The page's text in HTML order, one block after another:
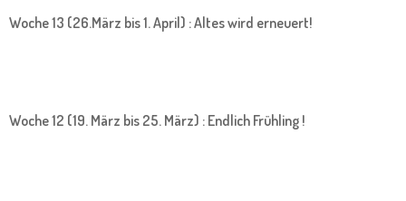
Woche 13 (26.März bis 1. April) : Altes wird erneuert!
Woche 12 (19. März bis 25. März) : Endlich Frühling !